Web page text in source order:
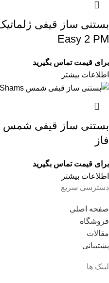
Easy 2 PM
برای قیمت تماس بگیرید
اطلاعات بیشتر
فاز
برای قیمت تماس بگیرید
اطلاعات بیشتر
دسترسی سریع
صفحه اصلی
فروشگاه
مقالات
پشتیبانی
لینک ها